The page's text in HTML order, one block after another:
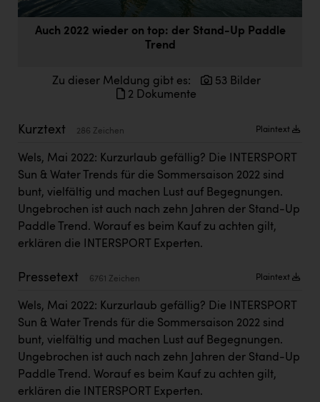
Doppler Gruppe
IFE Austria GmbH
Immotech
INTERSPAR
INTERSPORT Austria
Jesolo
Jane Goodall Institute Austria
Kärcher
Karin Liedl
Auch 2022 wieder on top: der Stand-Up Paddle
Trend
Zu dieser Meldung gibt es:
53 Bilder
2 Dokumente
Kurztext 286 Zeichen Plaintext
Wels, Mai 2022: Kurzurlaub gefällig? Die INTERSPORT
Sun & Water Trends für die Sommersaison 2022 sind
bunt, vielfältig und machen Lust auf Begegnungen.
Ungebrochen ist auch nach zehn Jahren der Stand-Up
Paddle Trend. Worauf es beim Kauf zu achten gilt,
erklären die INTERSPORT Experten.
Pressetext 6761 Zeichen Plaintext
Wels, Mai 2022: Kurzurlaub gefällig? Die INTERSPORT
Sun & Water Trends für die Sommersaison 2022 sind
bunt, vielfältig und machen Lust auf Begegnungen.
Ungebrochen ist auch nach zehn Jahren der Stand-Up
Paddle Trend. Worauf es beim Kauf zu achten gilt,
erklären die INTERSPORT Experten.